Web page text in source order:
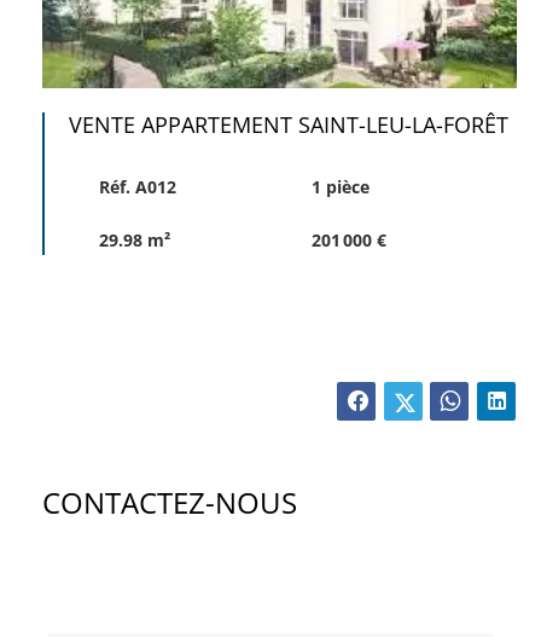
VENTE APPARTEMENT SAINT-LEU-LA-FORÊT
Réf. A012 1 pièce
29.98 m² 201 000 €
CONTACTEZ-NOUS